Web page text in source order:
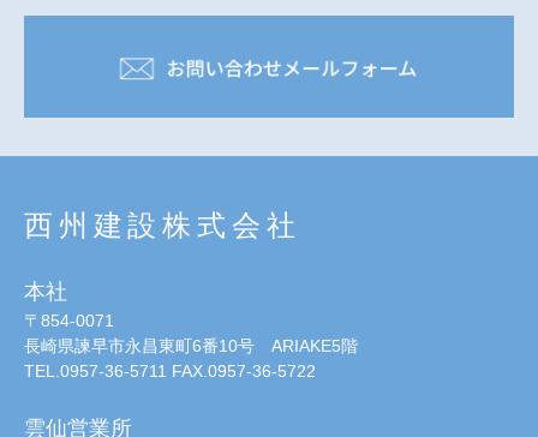
西州建設株式会社
本社
〒854-0071
長崎県諫早市永昌東町6番10号 ARIAKE5階
TEL.0957-36-5711 FAX.0957-36-5722
雲仙営業所